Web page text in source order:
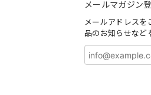
メールマガジン
メールアドレスを
品のお知らせなど